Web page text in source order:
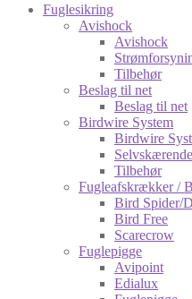
Fuglesikring
Avishock
Avishock
Tilbehør
Beslag til net
Beslag til net
Birdwire System
Birdwire
Tilbehør
Fugleafskrækker /
Bird Spider/
Bird Free
Scarecrow
Fuglepigge
Avipoint
Edialux